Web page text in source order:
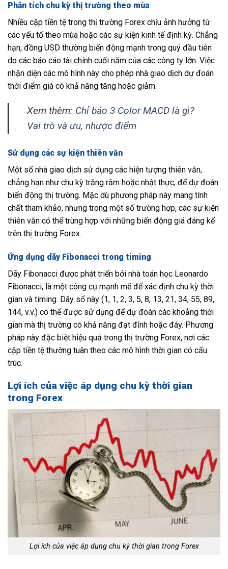
Phân tích chu kỳ thị trường theo mùa
Nhiều cặp tiền tệ trong thị trường Forex chịu ảnh hưởng từ
các yếu tố theo mùa hoặc các sự kiện kinh tế định kỳ. Chẳng
hạn, đồng USD thường biến động mạnh trong quý đầu tiên
do các báo cáo tài chính cuối năm của các công ty lớn. Việc
nhận diện các mô hình này cho phép nhà giao dịch dự đoán
thời điểm giá có khả năng tăng hoặc giảm.
Xem thêm: Chỉ báo 3 Color MACD là gì?
Vai trò và ưu, nhược điểm
Sử dụng các sự kiện thiên văn
Một số nhà giao dịch sử dụng các hiện tượng thiên văn,
chẳng hạn như chu kỳ trăng rằm hoặc nhật thực, để dự đoán
biến động thị trường. Mặc dù phương pháp này mang tính
chất tham khảo, nhưng trong một số trường hợp, các sự kiện
thiên văn có thể trùng hợp với những biến động giá đáng kể
trên thị trường Forex.
Ứng dụng dãy Fibonacci trong timing
Dãy Fibonacci được phát triển bởi nhà toán học Leonardo
Fibonacci, là một công cụ mạnh mẽ để xác định chu kỳ thời
gian và timing. Dãy số này (1, 1, 2, 3, 5, 8, 13, 21, 34, 55, 89,
144, v.v.) có thể được sử dụng để dự đoán các khoảng thời
gian mà thị trường có khả năng đạt đỉnh hoặc đáy. Phương
pháp này đặc biệt hiệu quả trong thị trường Forex, nơi các
cặp tiền tệ thường tuân theo các mô hình thời gian có cấu
trúc.
Lợi ích của việc áp dụng chu kỳ thời gian
trong Forex
Lợi ích của việc áp dụng chu kỳ thời gian trong Forex